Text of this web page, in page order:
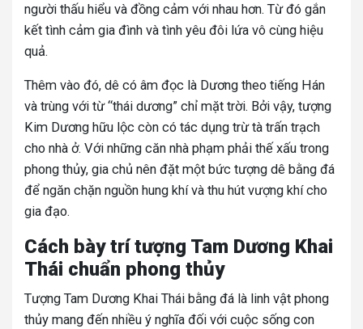
người thấu hiểu và đồng cảm với nhau hơn. Từ đó gắn
kết tình cảm gia đình và tình yêu đôi lứa vô cùng hiệu
quả.
Thêm vào đó, dê có âm đọc là Dương theo tiếng Hán
và trùng với từ “thái dương” chỉ mặt trời. Bởi vậy, tượng
Kim Dương hữu lộc còn có tác dụng trừ tà trấn trạch
cho nhà ở. Với những căn nhà phạm phải thế xấu trong
phong thủy, gia chủ nên đặt một bức tượng dê bằng đá
để ngăn chặn nguồn hung khí và thu hút vượng khí cho
gia đạo.
Cách bày trí tượng Tam Dương Khai
Thái chuẩn phong thủy
Tượng Tam Dương Khai Thái bằng đá là linh vật phong
thủy mang đến nhiều ý nghĩa đối với cuộc sống con